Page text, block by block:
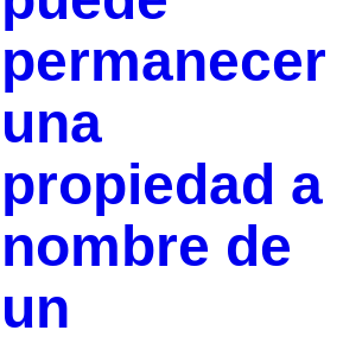
permanecer
una
propiedad a
nombre de
un